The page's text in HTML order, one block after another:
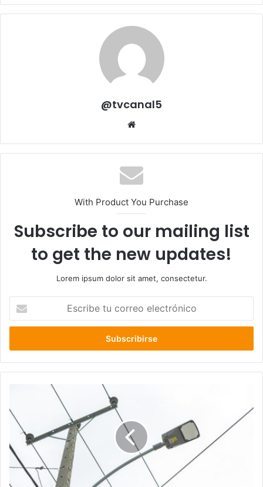
@tvcanal5
With Product You Purchase
Subscribe to our mailing list
to get the new updates!
Lorem ipsum dolor sit amet, consectetur.
correo
iniciará
recambio
317
luminarias